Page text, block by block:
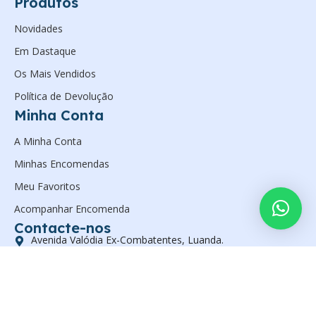
Novidades
Em Dastaque
Os Mais Vendidos
Política de Devolução
Minha Conta
A Minha Conta
Minhas Encomendas
Meu Favoritos
Acompanhar Encomenda
Contacte-nos
Avenida Valódia Ex-Combatentes, Luanda.